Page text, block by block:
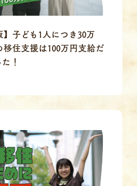
】子ども1人につき30万
移住支援は100万円支給だ
！